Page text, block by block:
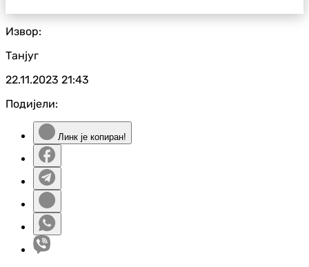
Извор:
Танјуг
22.11.2023 21:43
Подијели:
Линк је копиран!